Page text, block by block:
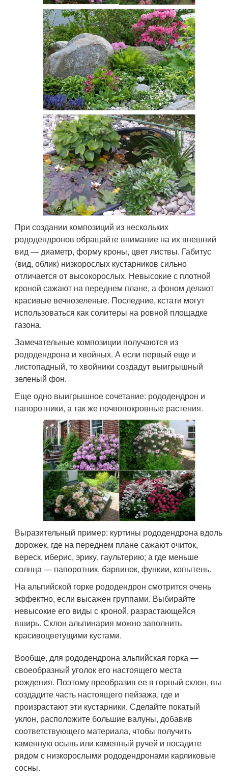
При создании композиций из нескольких
рододендронов обращайте внимание на их внешний
вид — диаметр, форму кроны, цвет листвы. Габитус
(вид, облик) низкорослых кустарников сильно
отличается от высокорослых. Невысокие с плотной
кроной сажают на переднем плане, а фоном делают
красивые вечнозеленые. Последние, кстати могут
использоваться как солитеры на ровной площадке
газона.
Замечательные композиции получаются из
рододендрона и хвойных. А если первый еще и
листопадный, то хвойники создадут выигрышный
зеленый фон.
Еще одно выигрышное сочетание: рододендрон и
папоротники, а так же почвопокровные растения.
Выразительный пример: куртины рододендрона вдоль
дорожек, где на переднем плане сажают очиток,
вереск, иберис, эрику, гаультерию; а где меньше
солнца — папоротник, барвинок, функии, копытень.
На альпийской горке рододендрон смотрится очень
эффектно, если высажен группами. Выбирайте
невысокие его виды с кроной, разрастающейся
вширь. Склон альпинария можно заполнить
красивоцветущими кустами.
Вообще, для рододендрона альпийская горка —
своеобразный уголок его настоящего места
рождения. Поэтому преобразив ее в горный склон, вы
создадите часть настоящего пейзажа, где и
произрастают эти кустарники. Сделайте покатый
уклон, расположите большие валуны, добавив
соответствующего материала, чтобы получить
каменную осыпь или каменный ручей и посадите
рядом с низкорослыми рододендронами карликовые
сосны.